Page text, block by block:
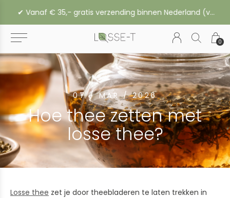
0
✔︎ Vanaf € 35,- gratis verzending binnen Nederland (vanaf € 45,- naar België of Duitsland)
07 / MAR / 2026
Hoe thee zetten met
losse thee?
Losse thee zet je door theebladeren te laten trekken in